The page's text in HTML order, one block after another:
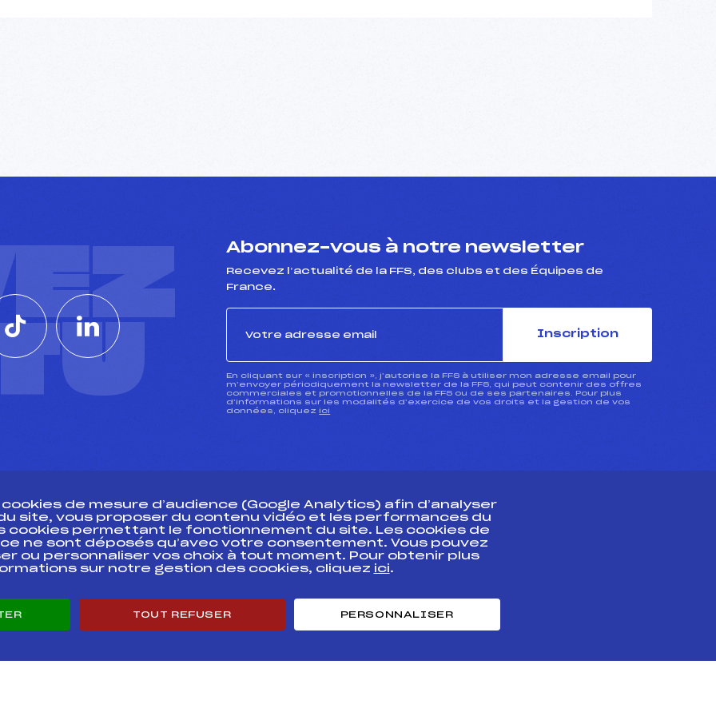
Abonnez-vous à notre newsletter
Recevez l’actualité de la FFS, des clubs et des Équipes de
France.
Inscription
En cliquant sur « inscription », j’autorise la FFS à utiliser mon adresse email pour
m’envoyer périodiquement la newsletter de la FFS, qui peut contenir des offres
commerciales et promotionnelles de la FFS ou de ses partenaires. Pour plus
d’informations sur les modalités d’exercice de vos droits et la gestion de vos
données, cliquez ici
Pass’Neige
Projet sportif fédéral
Pôle vie de l’athlète
Enseignement professionnel
de mesure d’audience (Google Analytics) afin d’analyser
site, vous proposer du contenu vidéo et les performances du
cookies permettant le fonctionnement du site. Les cookies de
ne sont déposés qu’avec votre consentement. Vous pouvez
ou personnaliser vos choix à tout moment. Pour obtenir plus
sur notre gestion des cookies, cliquez ici.
TOUT REFUSER PERSONNALISER